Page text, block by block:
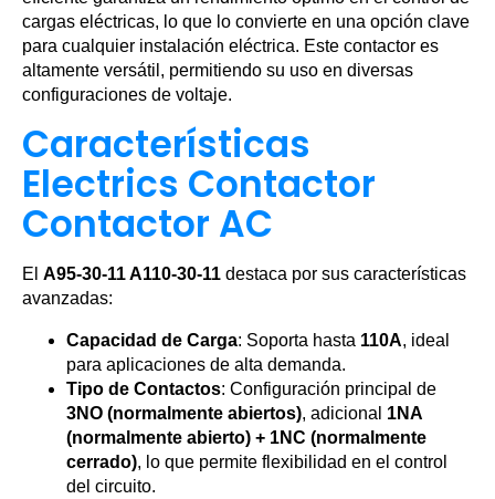
cargas eléctricas, lo que lo convierte en una opción clave
para cualquier instalación eléctrica. Este contactor es
altamente versátil, permitiendo su uso en diversas
configuraciones de voltaje.
Características
Electrics Contactor
Contactor AC
El A95-30-11 A110-30-11 destaca por sus características
avanzadas:
Capacidad de Carga: Soporta hasta 110A, ideal
para aplicaciones de alta demanda.
Tipo de Contactos: Configuración principal de
3NO (normalmente abiertos), adicional 1NA
(normalmente abierto) + 1NC (normalmente
cerrado), lo que permite flexibilidad en el control
del circuito.